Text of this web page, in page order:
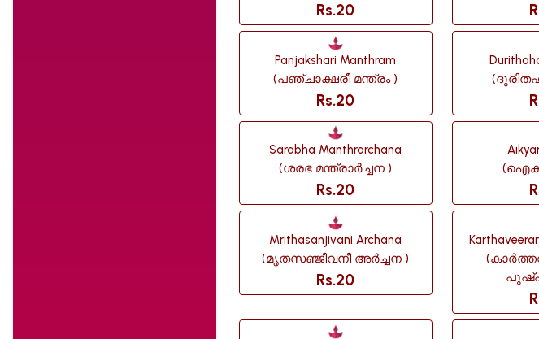
Rs.20
Panjakshari Manthram
(പഞ്ചാക്ഷരീ മന്ത്രം )
Rs.20
Sarabha Manthrarchana
(ശരഭ മന്ത്രാർച്ചന )
Rs.20
Mrithasanjivani Archana
(മൃതസഞ്ജീവനീ അർച്ചന )
Rs.20